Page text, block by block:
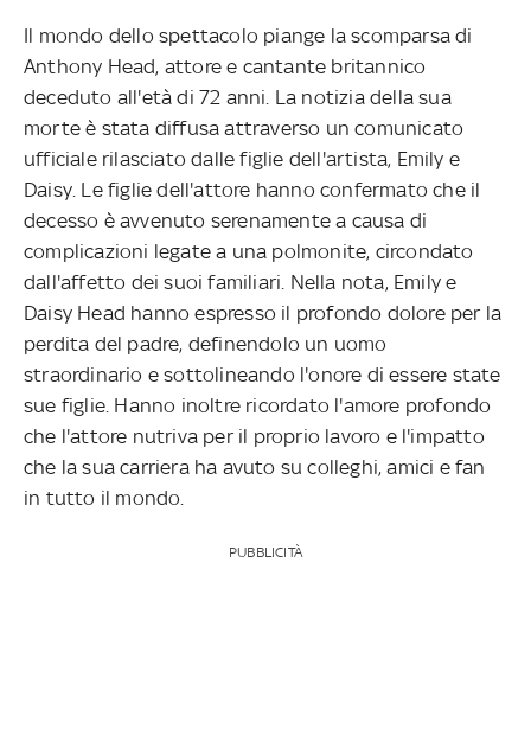
Il mondo dello spettacolo piange la scomparsa di
Anthony Head, attore e cantante britannico
deceduto all'età di 72 anni. La notizia della sua
morte è stata diffusa attraverso un comunicato
ufficiale rilasciato dalle figlie dell'artista, Emily e
Daisy. Le figlie dell'attore hanno confermato che il
decesso è avvenuto serenamente a causa di
complicazioni legate a una polmonite, circondato
dall'affetto dei suoi familiari. Nella nota, Emily e
Daisy Head hanno espresso il profondo dolore per la
perdita del padre, definendolo un uomo
straordinario e sottolineando l'onore di essere state
sue figlie. Hanno inoltre ricordato l'amore profondo
che l'attore nutriva per il proprio lavoro e l'impatto
che la sua carriera ha avuto su colleghi, amici e fan
in tutto il mondo.
PUBBLICITÀ